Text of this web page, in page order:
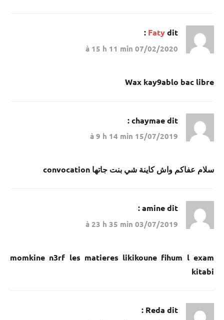
Fatydit :
07/02/2020 à 15 h 11 min
Wax kay9ablo bac libre
chaymaedit :
15/07/2019 à 9 h 14 min
سلام عفاكم واش كاينة شي بنت جاتها convocation
aminedit :
03/07/2019 à 23 h 35 min
momkine n3rf les matieres likikoune fihum l exam
kitabi
Reda dit :